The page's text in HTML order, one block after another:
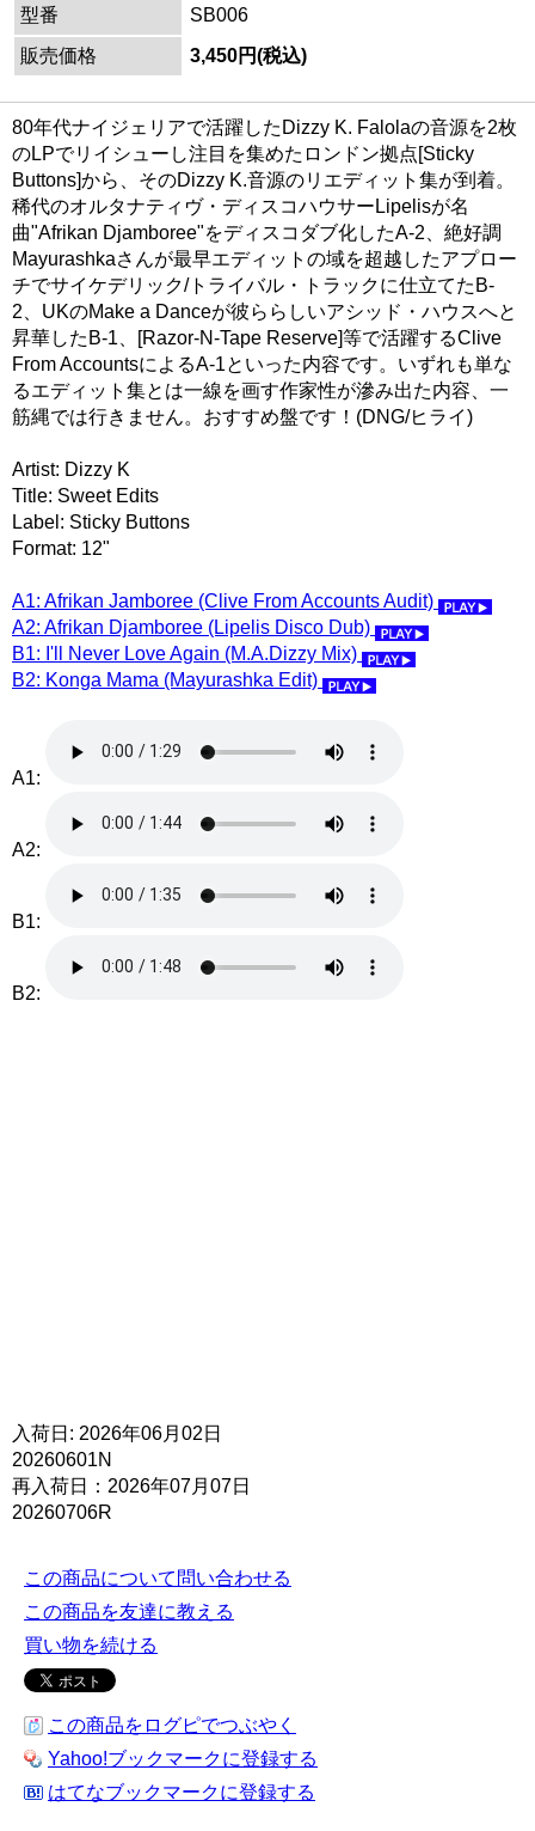
型番
SB006
販売価格
3,450円(税込)
80年代ナイジェリアで活躍したDizzy K. Falolaの音源を2枚
のLPでリイシューし注目を集めたロンドン拠点[Sticky
Buttons]から、そのDizzy K.音源のリエディット集が到着。
稀代のオルタナティヴ・ディスコハウサーLipelisが名
曲"Afrikan Djamboree"をディスコダブ化したA-2、絶好調
Mayurashkaさんが最早エディットの域を超越したアプロー
チでサイケデリック/トライバル・トラックに仕立てたB-
2、UKのMake a Danceが彼ららしいアシッド・ハウスへと
昇華したB-1、[Razor-N-Tape Reserve]等で活躍するClive
From AccountsによるA-1といった内容です。いずれも単な
るエディット集とは一線を画す作家性が滲み出た内容、一
筋縄では行きません。おすすめ盤です！(DNG/ヒライ)
Artist: Dizzy K
Title: Sweet Edits
Label: Sticky Buttons
Format: 12"
A1: Afrikan Jamboree (Clive From Accounts Audit)
A2: Afrikan Djamboree (Lipelis Disco Dub)
B1: I'll Never Love Again (M.A.Dizzy Mix)
B2: Konga Mama (Mayurashka Edit)
A1:
A2:
B1:
B2:
入荷日: 2026年06月02日
20260601N
再入荷日：2026年07月07日
20260706R
この商品について問い合わせる
この商品を友達に教える
買い物を続ける
この商品をログピでつぶやく
Yahoo!ブックマークに登録する
はてなブックマークに登録する